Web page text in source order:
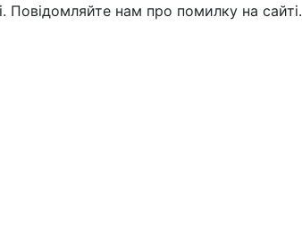
Повідомляйте нам про помилку на сайті.